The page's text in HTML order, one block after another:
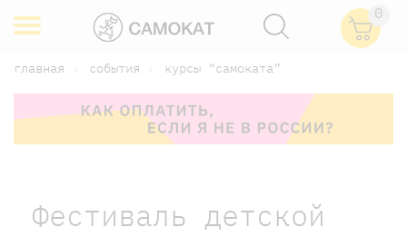
0
главная события курсы “самоката”
Фестиваль детской